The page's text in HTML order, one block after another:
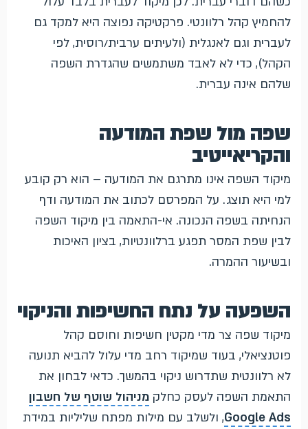
להחמיץ קהל רלוונטי. פרקטיקה נפוצה היא למקד גם
לעברית וגם לאנגלית (ולעיתים ערבית/רוסית, לפי
הקהל), כדי לא לאבד משתמשים שהגדרת השפה
שלהם אינה עברית.
שפה מול שפת המודעה
והקריאייטיב
מיקוד השפה אינו מתרגם את המודעה – הוא רק קובע
למי היא תוצג. על המפרסם לכתוב את המודעה ודף
הנחיתה בשפה הנכונה. אי-התאמה בין מיקוד השפה
לבין שפת המסר תפגע ברלוונטיות, בציון האיכות
ובשיעור ההמרה.
השפעה על נתח החשיפות והניקוי
מיקוד שפה צר מדי מקטין חשיפות וחוסם קהל
פוטנציאלי, בעוד שמיקוד רחב מדי עלול להביא תנועה
לא רלוונטית שתדרוש ניקוי בהמשך. כדאי לבחון את
התאמת השפה לעסק כחלק מניהול שוטף של חשבון
Google Ads, ולשלב עם מילות מפתח שליליות במידת